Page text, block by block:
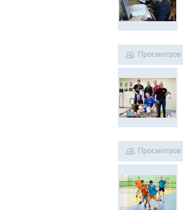
Просмотров
Просмотров